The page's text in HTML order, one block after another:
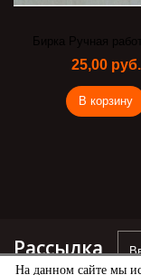
На данном сайте мы
Бирка Ручная
25,00 руб.
В корзину
Рассылка